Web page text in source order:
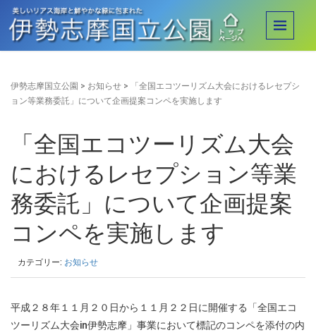
伊勢志摩国立公園 > お知らせ >
「全国エコツーリズム大会におけるレセプシ
ョン等業務委託」について企画提案コンペを実施します
「全国エコツーリズム大会
におけるレセプション等業
務委託」について企画提案
コンペを実施します
カテゴリー: お知らせ
平成２８年１１月２０日から１１月２２日に開催する「全国エコ
ツーリズム大会in伊勢志摩」事業において標記のコンペを添付の内